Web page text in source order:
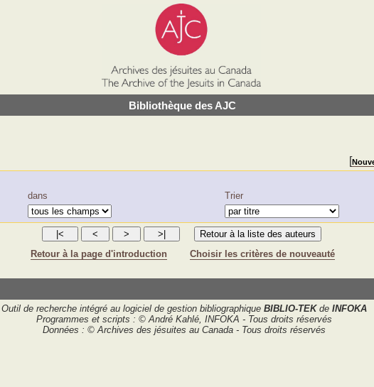
Bibliothèque des AJC
[
dans Trier
Retour à la page d'introduction Choisir les critères de nouveauté
Outil de recherche intégré au logiciel de gestion bibliographique BIBLIO-TEKde INFOKA
Programmes et scripts : © André Kahlé, INFOKA - Tous droits réservés
Données : © Archives des jésuites au Canada - Tous droits réservés